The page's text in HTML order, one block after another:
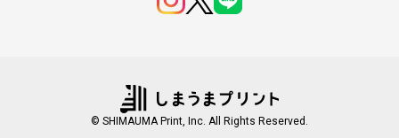
© SHIMAUMA Print, Inc. All Rights Reserved.